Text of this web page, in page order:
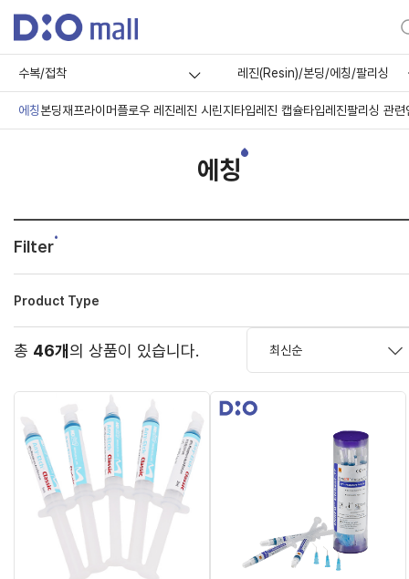
수복/접착 레진(Resin)/본딩/에칭/팔리싱
에칭본딩재프라이머플로우 레진레진 시린지타입레진 캡슐타입레진팔리싱 관련
에칭
Filter
Product Type
총 46개의 상품이 있습니다.